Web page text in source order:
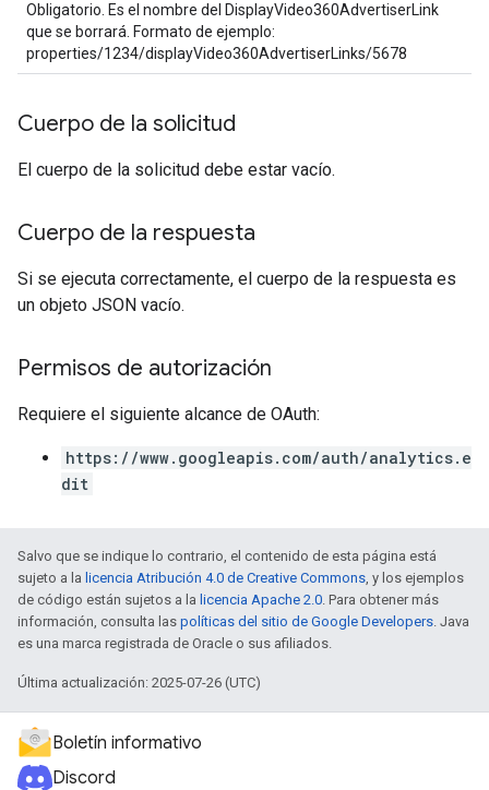
Obligatorio. Es el nombre del DisplayVideo360AdvertiserLink
que se borrará. Formato de ejemplo:
properties/1234/displayVideo360AdvertiserLinks/5678
Cuerpo de la solicitud
El cuerpo de la solicitud debe estar vacío.
Cuerpo de la respuesta
Si se ejecuta correctamente, el cuerpo de la respuesta es
un objeto JSON vacío.
Permisos de autorización
Requiere el siguiente alcance de OAuth:
https://www.googleapis.com/auth/analytics.e
dit
Salvo que se indique lo contrario, el contenido de esta página está
sujeto a la licencia Atribución 4.0 de Creative Commons, y los ejemplos
de código están sujetos a la licencia Apache 2.0. Para obtener más
información, consulta las políticas del sitio de Google Developers. Java
es una marca registrada de Oracle o sus afiliados.
Última actualización: 2025-07-26 (UTC)
Boletín informativo
Discord